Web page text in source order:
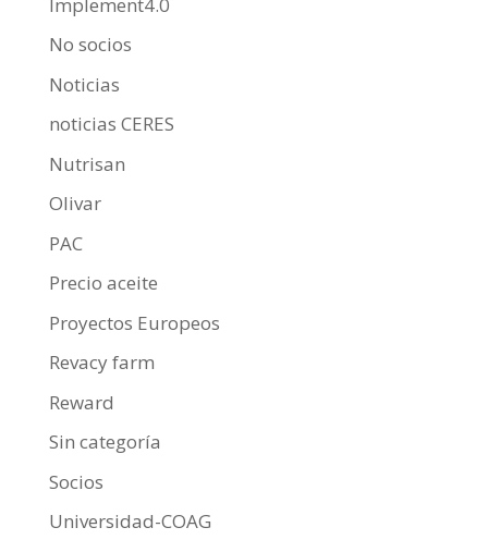
No socios
Noticias
noticias CERES
Nutrisan
Olivar
PAC
Precio aceite
Proyectos Europeos
Revacy farm
Reward
Sin categoría
Socios
Universidad-COAG